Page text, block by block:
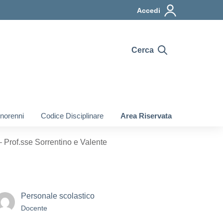
Accedi
Cerca
Codice Disciplinare Area Riservata
Sorrentino e Valente
Personale scolastico
Docente